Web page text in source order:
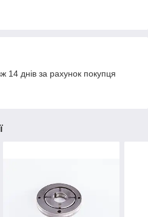
14 днів за рахунок покупця